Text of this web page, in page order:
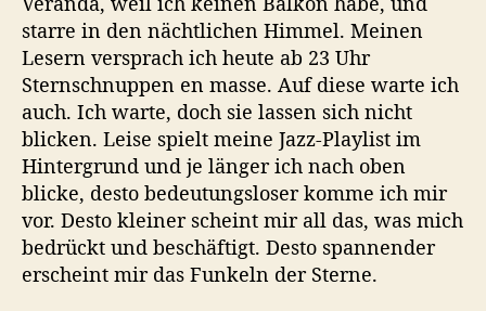
starre in den nächtlichen Himmel. Meinen
Lesern versprach ich heute ab 23 Uhr
Sternschnuppen en masse. Auf diese warte ich
auch. Ich warte, doch sie lassen sich nicht
blicken. Leise spielt meine Jazz-Playlist im
Hintergrund und je länger ich nach oben
blicke, desto bedeutungsloser komme ich mir
vor. Desto kleiner scheint mir all das, was mich
bedrückt und beschäftigt. Desto spannender
erscheint mir das Funkeln der Sterne.